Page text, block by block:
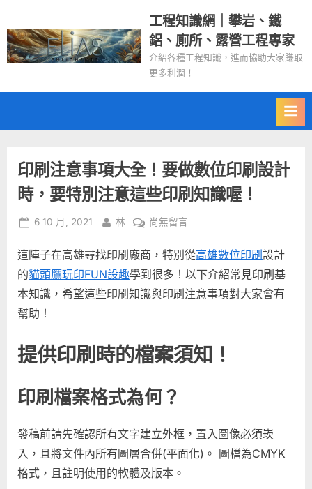
to
content
工程知識網｜攀岩、鐵
鋁、廁所、露營工程專家
介紹各種工程知識，進而協助大家賺取
更多利潤！
印刷注意事項大全！要做數位印刷設計
時，要特別注意這些印刷知識喔！
Posted
6 10 月, 2021 By
林
在
刷
注
意
事
全！
要
數
印
刷
設
計
尚無留言
這陣子在高雄尋找印刷廠商，特別從高雄數位印刷設計
的貓頭鷹玩印FUN設趣學到很多！以下介紹常見印刷基
本知識，希望這些印刷知識與印刷注意事項對大家會有
幫助！
提供印刷時的檔案須知！
印刷檔案格式為何？
發稿前請先確認所有文字建立外框，置入圖像必須崁
入，且將文件內所有圖層合併(平面化)。 圖檔為CMYK
格式，且註明使用的軟體及版本。